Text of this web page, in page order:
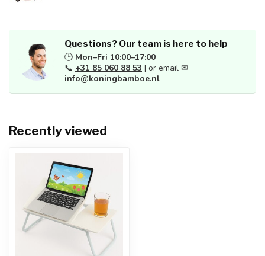
Questions? Our team is here to help
🕒 Mon–Fri 10:00–17:00
📞 +31 85 060 88 53 | or email ✉
info@koningbamboe.nl
Recently viewed